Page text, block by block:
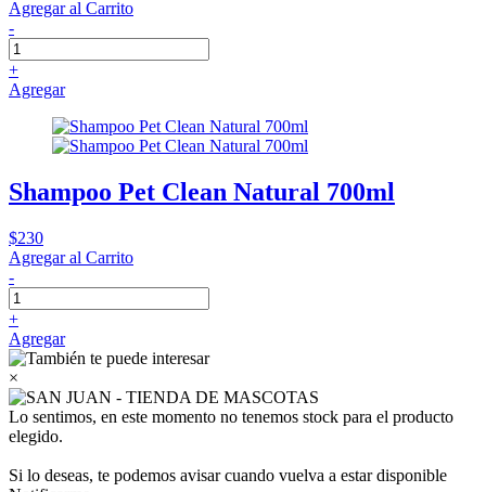
Agregar al Carrito
-
+
Agregar
Shampoo Pet Clean Natural 700ml
$230
Agregar al Carrito
-
+
Agregar
×
Lo sentimos, en este momento no tenemos stock para el producto
elegido.
Si lo deseas, te podemos avisar cuando vuelva a estar disponible